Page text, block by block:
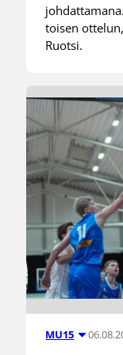
toisen
Ruotsi.
MU15